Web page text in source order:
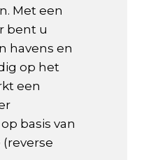
Met een
bent u
havens en
op het
een
basis van